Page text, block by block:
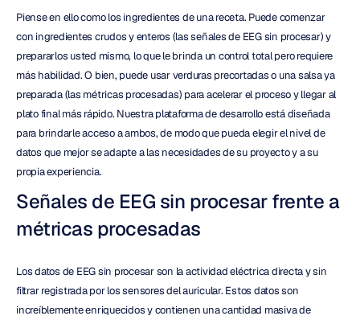
Piense en ello como los ingredientes de una receta. Puede comenzar
con ingredientes crudos y enteros (las señales de EEG sin procesar) y
prepararlos usted mismo, lo que le brinda un control total pero requiere
más habilidad. O bien, puede usar verduras precortadas o una salsa ya
preparada (las métricas procesadas) para acelerar el proceso y llegar al
plato final más rápido. Nuestra plataforma de desarrollo está diseñada
para brindarle acceso a ambos, de modo que pueda elegir el nivel de
datos que mejor se adapte a las necesidades de su proyecto y a su
propia experiencia.
Señales de EEG sin procesar frente a
métricas procesadas
Los datos de EEG sin procesar son la actividad eléctrica directa y sin
filtrar registrada por los sensores del auricular. Estos datos son
increíblemente enriquecidos y contienen una cantidad masiva de